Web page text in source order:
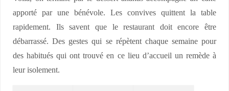
apporté par une bénévole. Les convives quittent la table
rapidement. Ils savent que le restaurant doit encore être
débarrassé. Des gestes qui se répètent chaque semaine pour
des habitués qui ont trouvé en ce lieu d’accueil un remède à
leur isolement.